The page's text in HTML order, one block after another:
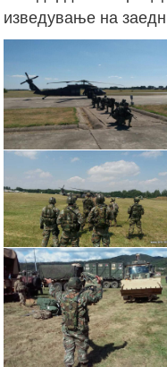
изведување на